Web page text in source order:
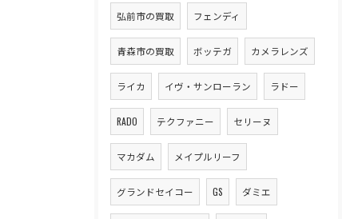
弘前市の買取 フェンディ
青森市の買取 ボッテガ カメラレンズ
ライカ イヴ・サンローラン ラドー
RADO テクファニー セリーヌ
マカダム メイプルリーフ
グランドセイコー GS ダミエ